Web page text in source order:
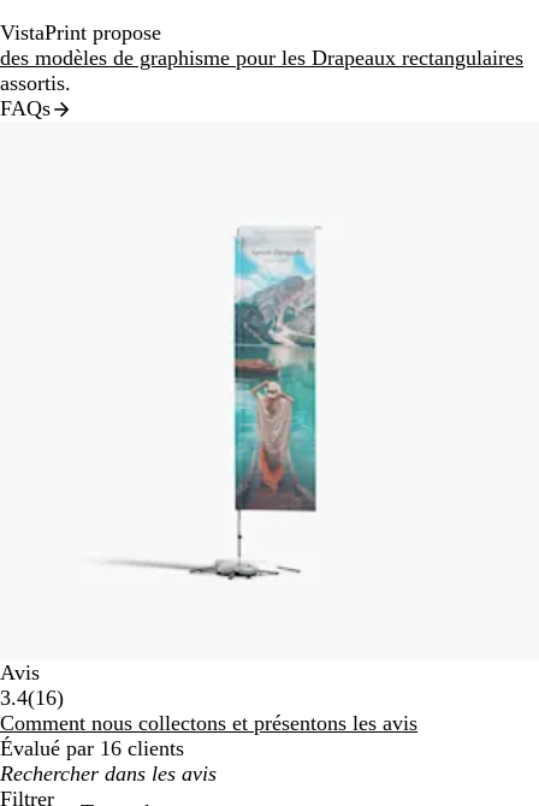
VistaPrint propose
des modèles de graphisme pour les Drapeaux rectangulaires
assortis.
FAQs
Avis
3.4(1616
avis
)
Comment nous collectons et présentons les avis
Évalué par 16 clients
Mes
recherches
Filtrer